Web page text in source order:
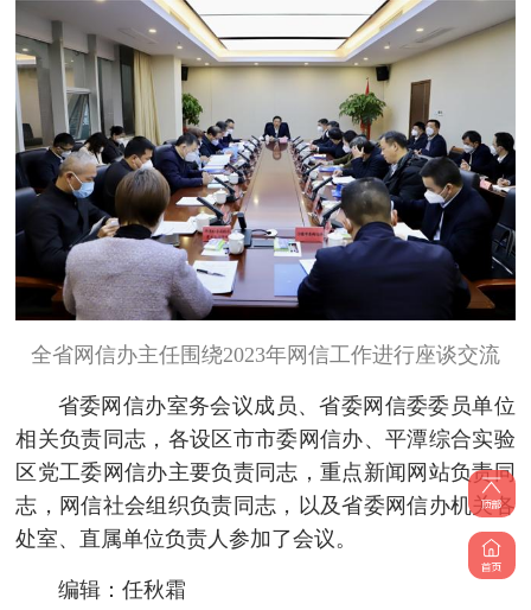
全省网信办主任围绕2023年网信工作进行座谈交流
省委网信办室务会议成员、省委网信委委员单位
相关负责同志，各设区市市委网信办、平潭综合实验
区党工委网信办主要负责同志，重点新闻网站负责同
志，网信社会组织负责同志，以及省委网信办机关各
处室、直属单位负责人参加了会议。
编辑：任秋霜